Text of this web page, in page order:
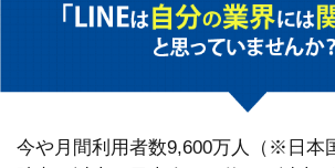
今や月間利用者数9,600万人（※日本